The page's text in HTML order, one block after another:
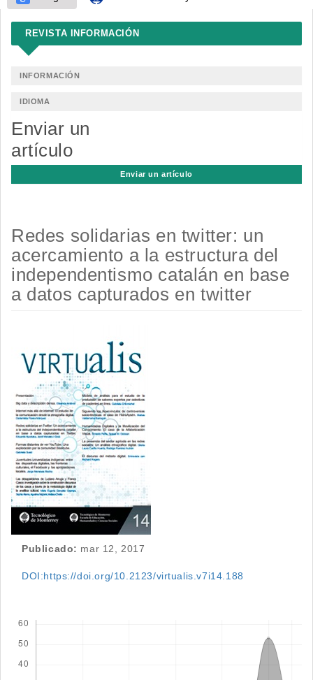
REVISTA INFORMACIÓN
INFORMACIÓN
IDIOMA
Enviar un
artículo
Enviar un artículo
Redes solidarias en twitter: un
acercamiento a la estructura del
independentismo catalán en base
a datos capturados en twitter
lateral
del
artículo
Publicado: mar 12, 2017
DOI:https://doi.org/10.2123/virtualis.v7i14.188